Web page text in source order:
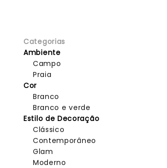
Categorias
Ambiente
Campo
Praia
Cor
Branco
Branco e verde
Estilo de Decoração
Clássico
Contemporâneo
Glam
Moderno